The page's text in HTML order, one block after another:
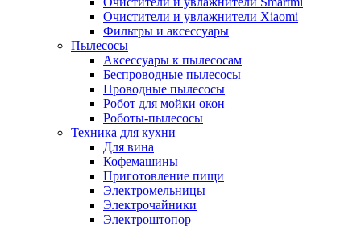
Очистители и увлажнители Xiaomi
Фильтры и аксессуары
Пылесосы
Аксессуары к пылесосам
Беспроводные пылесосы
Проводные пылесосы
Робот для мойки окон
Роботы-пылесосы
Техника для кухни
Для вина
Кофемашины
Приготовление пищи
Электромельницы
Электрочайники
Электроштопор